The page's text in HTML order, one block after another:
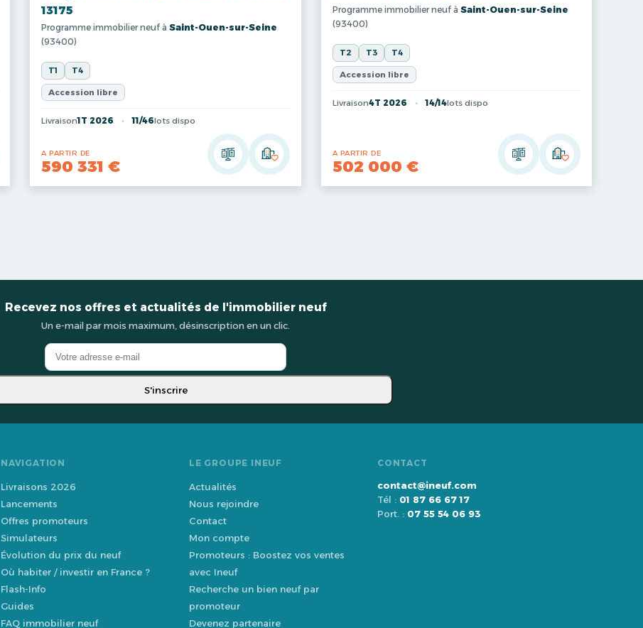
13175
Programme immobilier neuf àSaint-Ouen-sur-Seine
(93400)
T1 T4
Accession libre
Livraison1T 2026 11/46lots dispo
A PARTIR DE
590 331 €
Programme immobilier neuf à Saint-Ouen-sur-Seine
(93400)
T2 T3 T4
Accession libre
Livraison4T 2026 14/14lots dispo
A PARTIR DE
502 000 €
Recevez nos offres et actualités de l'immobilier neuf
Un e-mail par mois maximum, désinscription en un clic.
S'inscrire
NAVIGATION
Livraisons 2026
Lancements
Offres promoteurs
Simulateurs
Évolution du prix du neuf
Où habiter / investir en France ?
Flash-Info
Guides
FAQ immobilier neuf
LE GROUPE INEUF
Actualités
Nous rejoindre
Contact
Mon compte
Promoteurs : Boostez vos ventes
avec Ineuf
Recherche un bien neuf par
promoteur
Devenez partenaire
CONTACT
contact@ineuf.com
Tél : 01 87 66 67 17
Port. : 07 55 54 06 93